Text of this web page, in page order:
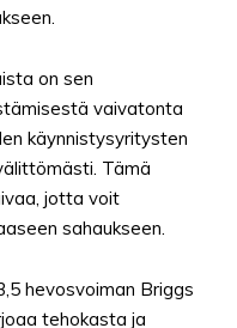
on sen
vaivatonta
käynnistysyritysten
Tämä
jotta voit
sahaukseen.
hevosvoiman Briggs
tehokasta ja